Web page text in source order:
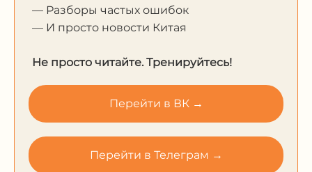
— Разборы частых ошибок
— И просто новости Китая
Не просто читайте. Тренируйтесь!
Перейти в ВК →
Перейти в Телеграм →